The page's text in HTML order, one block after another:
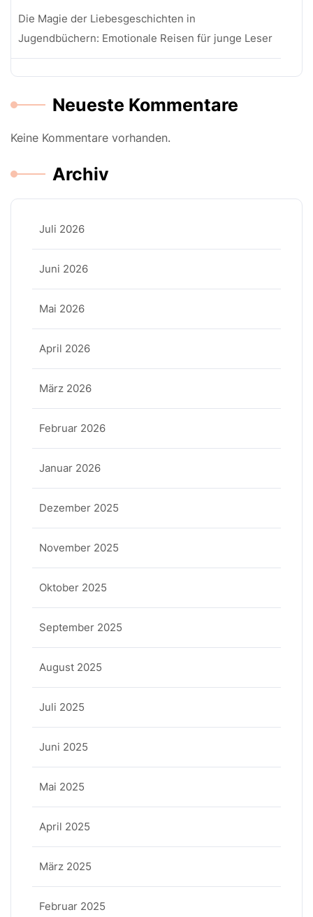
Die Magie der Liebesgeschichten in
Jugendbüchern: Emotionale Reisen für junge Leser
Neueste Kommentare
Keine Kommentare vorhanden.
Archiv
Juli 2026
Juni 2026
Mai 2026
April 2026
März 2026
Februar 2026
Januar 2026
Dezember 2025
November 2025
Oktober 2025
September 2025
August 2025
Juli 2025
Juni 2025
Mai 2025
April 2025
März 2025
Februar 2025